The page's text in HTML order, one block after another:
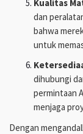
Kualitas
dan
bahwa
untuk
dihubungi
permintaan
menjaga
Dengan